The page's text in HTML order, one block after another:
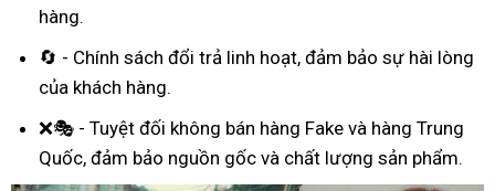
hàng.
🔄 - Chính sách đổi trả linh hoạt, đảm bảo sự hài lòng
của khách hàng.
❌🎭 - Tuyệt đối không bán hàng Fake và hàng Trung
Quốc, đảm bảo nguồn gốc và chất lượng sản phẩm.